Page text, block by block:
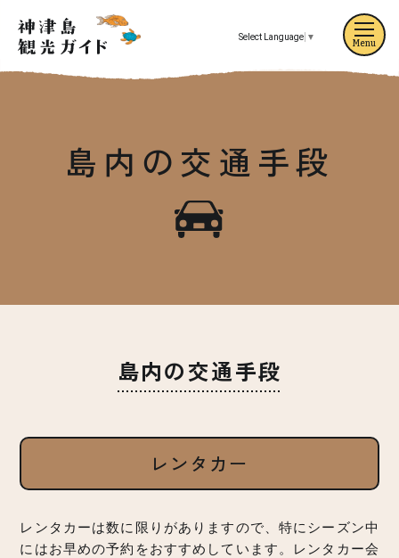
Select Language ▼
島内の 交通手段
島内の交通手段
レンタカー
レンタカーは数に限りがありますので、特にシーズン中
にはお早めの予約をおすすめしています。レンタカー会
Menu